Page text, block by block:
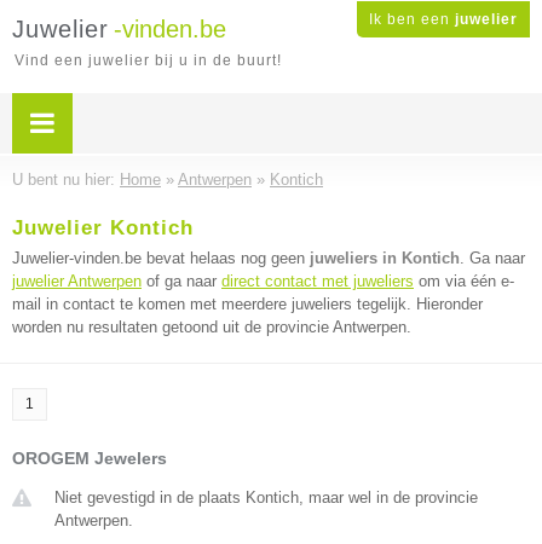
Ik ben een juwelier
Juwelier -vinden.be
Vind een juwelier bij u in de buurt!
U bent nu hier: Home » Antwerpen » Kontich
Juwelier Kontich
Juwelier-vinden.be bevat helaas nog geen juweliers in Kontich. Ga naar
juwelier Antwerpen of ga naar direct contact met juweliers om via één e-
mail in contact te komen met meerdere juweliers tegelijk. Hieronder
worden nu resultaten getoond uit de provincie Antwerpen.
1
OROGEM Jewelers
Niet gevestigd in de plaats Kontich, maar wel in de provincie
Antwerpen.